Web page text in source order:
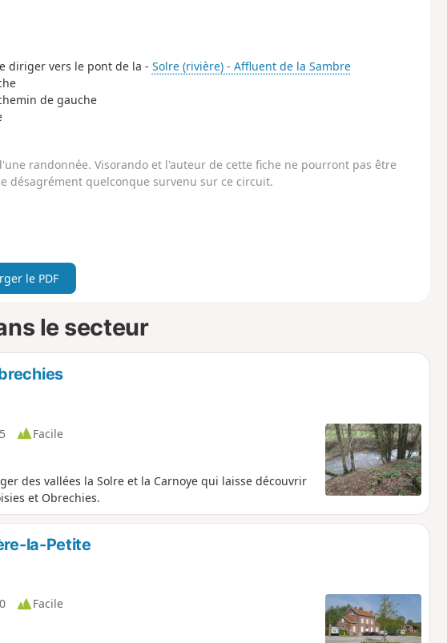
diriger vers le pont de la - Solre (rivière) - Affluent de la Sambre
de gauche
randonnée. Visorando et l'auteur de cette fiche ne pourront pas être
désagrément quelconque survenu sur ce circuit.
le PDF
le secteur
Facile
des vallées la Solre et la Carnoye qui laisse découvrir
et Obrechies.
la-Petite
Facile